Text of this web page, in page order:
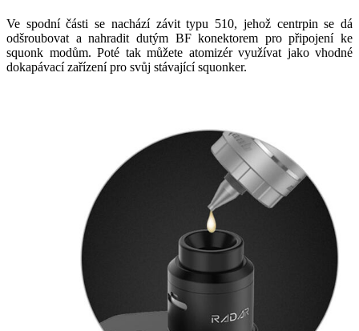
Ve spodní části se nachází závit typu 510, jehož centrpin se dá
odšroubovat a nahradit dutým BF konektorem pro připojení ke
squonk modům. Poté tak můžete atomizér využívat jako vhodné
dokapávací zařízení pro svůj stávající squonker.